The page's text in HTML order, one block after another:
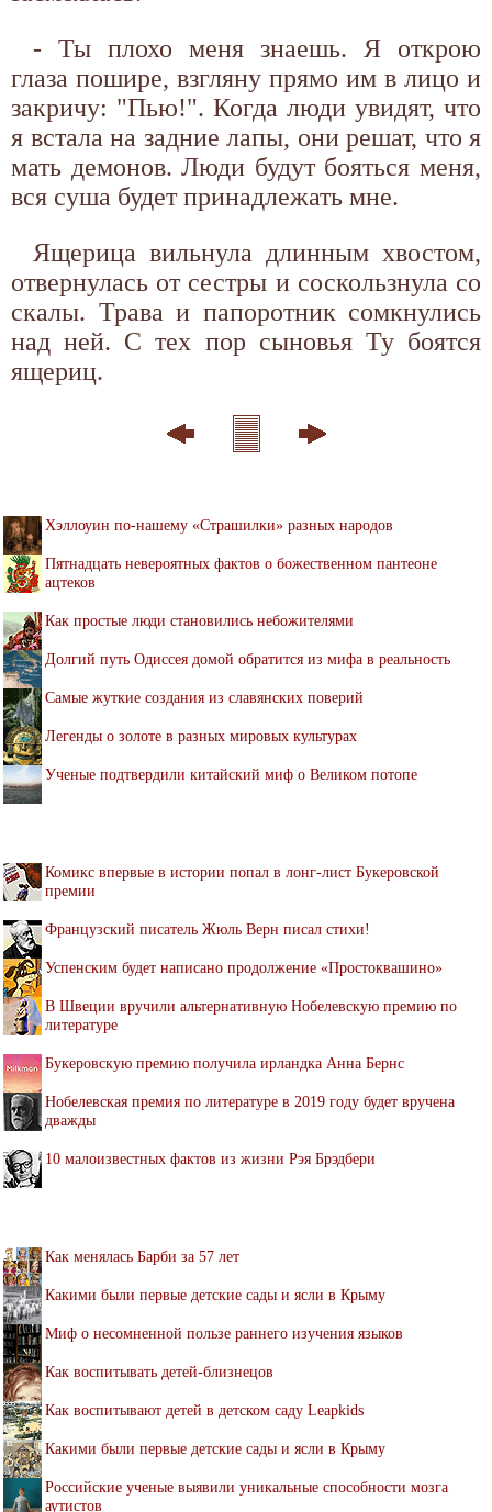
- Ты плохо меня знаешь. Я открою
глаза пошире, взгляну прямо им в лицо и
закричу: "Пью!". Когда люди увидят, что
я встала на задние лапы, они решат, что я
мать демонов. Люди будут бояться меня,
вся суша будет принадлежать мне.
Ящерица вильнула длинным хвостом,
отвернулась от сестры и соскользнула со
скалы. Трава и папоротник сомкнулись
над ней. С тех пор сыновья Ту боятся
ящериц.
Хэллоуин по-нашему «Страшилки» разных народов
Пятнадцать невероятных фактов о божественном пантеоне
ацтеков
Как простые люди становились небожителями
Долгий путь Одиссея домой обратится из мифа в реальность
Самые жуткие создания из славянских поверий
Легенды о золоте в разных мировых культурах
Ученые подтвердили китайский миф о Великом потопе
Комикс впервые в истории попал в лонг-лист Букеровской
премии
Французский писатель Жюль Верн писал стихи!
Успенским будет написано продолжение «Простоквашино»
В Швеции вручили альтернативную Нобелевскую премию по
литературе
Букеровскую премию получила ирландка Анна Бернс
Нобелевская премия по литературе в 2019 году будет вручена
дважды
10 малоизвестных фактов из жизни Рэя Брэдбери
Как менялась Барби за 57 лет
Какими были первые детские сады и ясли в Крыму
Миф о несомненной пользе раннего изучения языков
Как воспитывать детей-близнецов
Как воспитывают детей в детском саду Leapkids
Какими были первые детские сады и ясли в Крыму
Российские ученые выявили уникальные способности мозга
аутистов